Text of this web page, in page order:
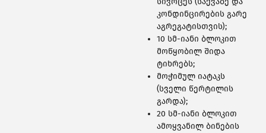
კონდინცირების გარე
აგრეგატისთვის);
10 სმ-იანი ბლოკით
მოწყობილ შიდა
ტიხრებს;
მოჭიმულ იატაკს
(სველი წერტილის
გარდა);
20 სმ-იანი ბლოკით
ამოყვანილ ბინების